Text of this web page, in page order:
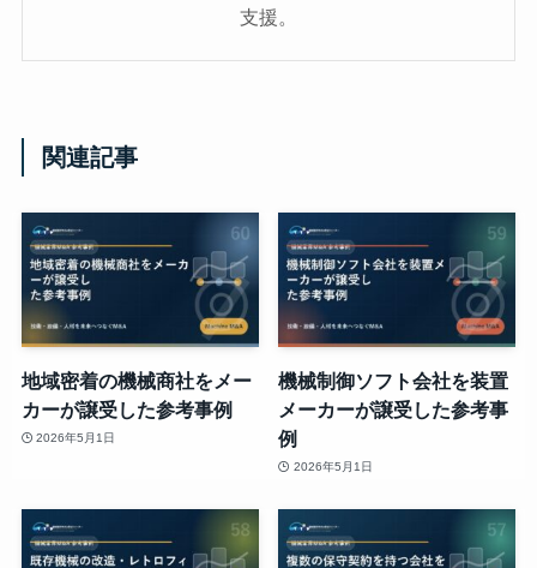
支援。
関連記事
地域密着の機械商社をメー
カーが譲受した参考事例
2026年5月1日
機械制御ソフト会社を装置
メーカーが譲受した参考事
例
2026年5月1日